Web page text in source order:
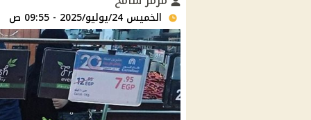
الخميس 24/يوليو/2025 - 09:55 ص